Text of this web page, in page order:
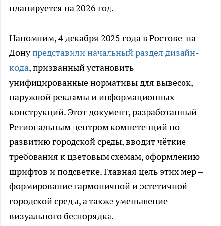
планируется на 2026 год.
Напомним, 4 декабря 2025 года в Ростове-на-
Донупредставили начальный раздел дизайн-
кода, призванный установить
унифицированные нормативы для вывесок,
наружной рекламы и информационных
конструкций. Этот документ, разработанный
Региональным центром компетенций по
развитию городской среды, вводит чёткие
требования к цветовым схемам, оформлению
шрифтов и подсветке. Главная цель этих мер –
формирование гармоничной и эстетичной
городской среды, а также уменьшение
визуального беспорядка.